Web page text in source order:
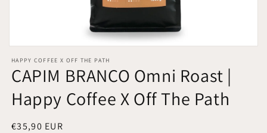
1
Modal
öffnen
HAPPY COFFEE X OFF THE PATH
CAPIM BRANCO Omni Roast |
Happy Coffee X Off The Path
Normaler
€35,90 EUR